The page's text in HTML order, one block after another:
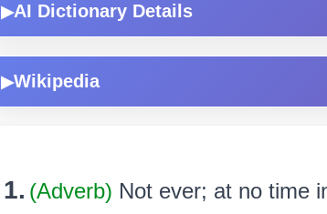
▶AI Dictionary Details
▶Wikipedia
1. (Adverb) Not ever; at no time